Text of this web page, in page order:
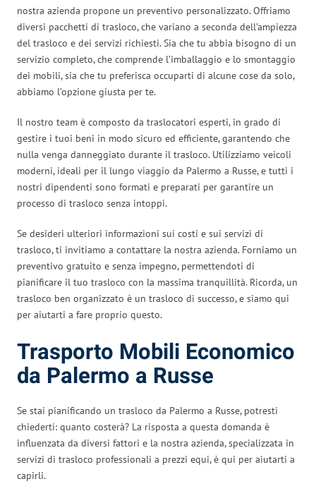
nostra azienda propone un preventivo personalizzato. Offriamo
diversi pacchetti di trasloco, che variano a seconda dell’ampiezza
del trasloco e dei servizi richiesti. Sia che tu abbia bisogno di un
servizio completo, che comprende l’imballaggio e lo smontaggio
dei mobili, sia che tu preferisca occuparti di alcune cose da solo,
abbiamo l’opzione giusta per te.
Il nostro team è composto da traslocatori esperti, in grado di
gestire i tuoi beni in modo sicuro ed efficiente, garantendo che
nulla venga danneggiato durante il trasloco. Utilizziamo veicoli
moderni, ideali per il lungo viaggio da Palermo a Russe, e tutti i
nostri dipendenti sono formati e preparati per garantire un
processo di trasloco senza intoppi.
Se desideri ulteriori informazioni sui costi e sui servizi di
trasloco, ti invitiamo a contattare la nostra azienda. Forniamo un
preventivo gratuito e senza impegno, permettendoti di
pianificare il tuo trasloco con la massima tranquillità. Ricorda, un
trasloco ben organizzato è un trasloco di successo, e siamo qui
per aiutarti a fare proprio questo.
Trasporto Mobili Economico
da Palermo a Russe
Se stai pianificando un trasloco da Palermo a Russe, potresti
chiederti: quanto costerà? La risposta a questa domanda è
influenzata da diversi fattori e la nostra azienda, specializzata in
servizi di trasloco professionali a prezzi equi, è qui per aiutarti a
capirli.